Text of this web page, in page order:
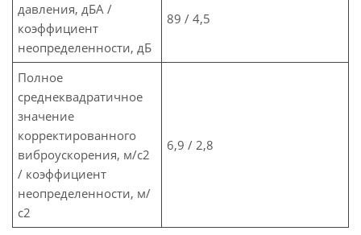
давления, дБА /
коэффициент
неопределенности, дБ
89 / 4,5
Полное
среднеквадратичное
значение
корректированного
виброускорения, м/с2
/ коэффициент
неопределенности, м/
с2
6,9 / 2,8